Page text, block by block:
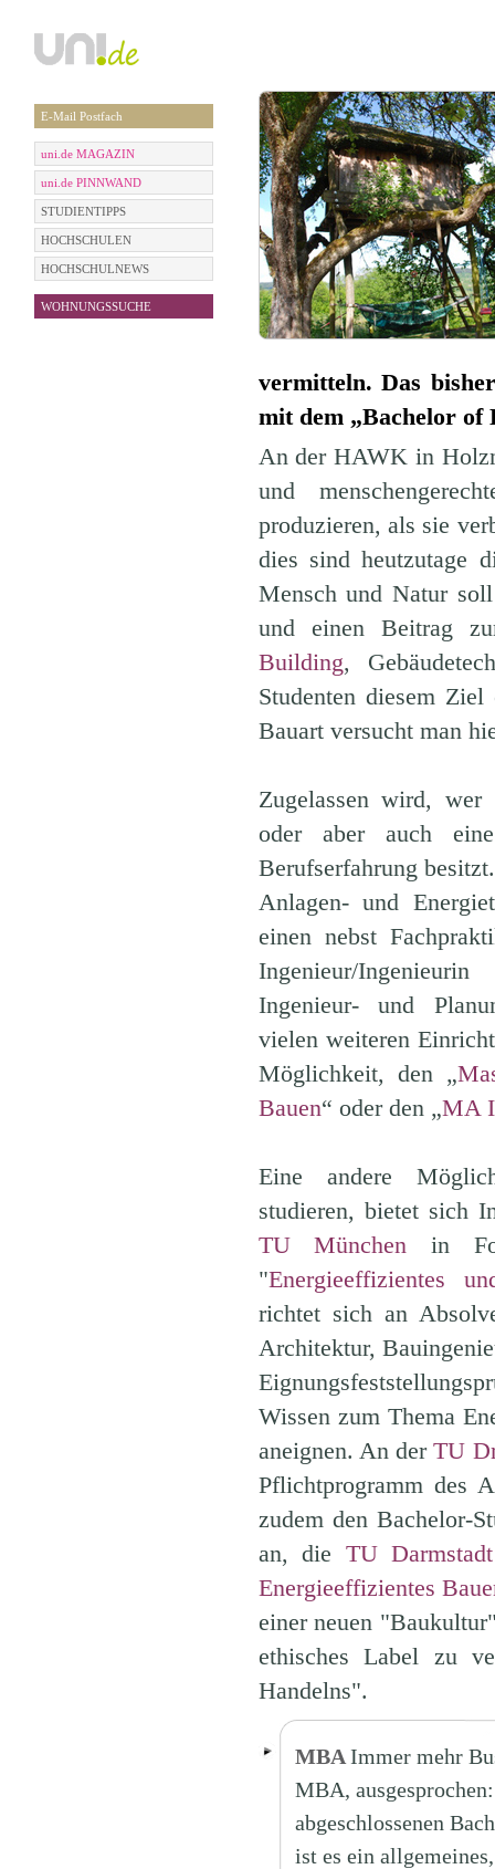
E-Mail Postfach
uni.de MAGAZIN
uni.de PINNWAND
STUDIENTIPPS
HOCHSCHULEN
HOCHSCHULNEWS
WOHNUNGSSUCHE
vermitteln. Das
mit dem „Bachelor of
An der HAWK in
und
produzieren, als sie
dies sind heutzutage
Mensch und Natur
und einen Beitrag
Building,
Studenten diesem
Bauart versucht man
Zugelassen wird, wer
oder aber auch eine
Berufserfahrung
Anlagen- und
einen nebst
Ingenieur/
Ingenieur- und
vielen weiteren
Möglichkeit, den „
Bauen“ oder den „MA
Eine andere
studieren, bietet sich
TU München in
"Energieeffizientes
richtet sich an
Architektur,
Wissen zum Thema
aneignen. An derTU
Pflichtprogramm des
zudem den Bachelor-
an, die TU Darmstadt
Energieeffizientes
einer neuen
ethisches Label zu
Handelns".
MBA Immer mehr
MBA,
abgeschlossenen
ist es ein